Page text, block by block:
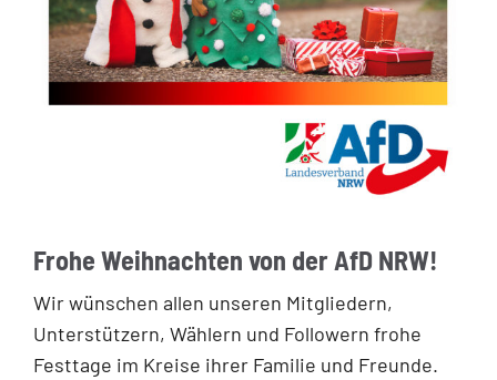
Frohe Weihnachten von der AfD NRW!
Wir wünschen allen unseren Mitgliedern,
Unterstützern, Wählern und Followern frohe
Festtage im Kreise ihrer Familie und Freunde.